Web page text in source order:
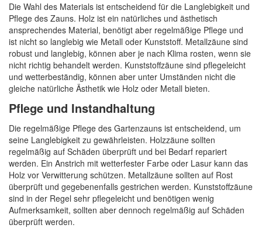
Die Wahl des Materials ist entscheidend für die Langlebigkeit und
Pflege des Zauns. Holz ist ein natürliches und ästhetisch
ansprechendes Material, benötigt aber regelmäßige Pflege und
ist nicht so langlebig wie Metall oder Kunststoff. Metallzäune sind
robust und langlebig, können aber je nach Klima rosten, wenn sie
nicht richtig behandelt werden. Kunststoffzäune sind pflegeleicht
und wetterbeständig, können aber unter Umständen nicht die
gleiche natürliche Ästhetik wie Holz oder Metall bieten.
Pflege und Instandhaltung
Die regelmäßige Pflege des Gartenzauns ist entscheidend, um
seine Langlebigkeit zu gewährleisten. Holzzäune sollten
regelmäßig auf Schäden überprüft und bei Bedarf repariert
werden. Ein Anstrich mit wetterfester Farbe oder Lasur kann das
Holz vor Verwitterung schützen. Metallzäune sollten auf Rost
überprüft und gegebenenfalls gestrichen werden. Kunststoffzäune
sind in der Regel sehr pflegeleicht und benötigen wenig
Aufmerksamkeit, sollten aber dennoch regelmäßig auf Schäden
überprüft werden.